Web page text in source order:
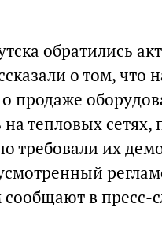
обратились
о том, что
продаже
на тепловых
требовали их
в пресс-